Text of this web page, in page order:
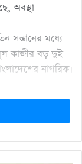
অবস্থা
সন্তানের মধ্যে
কাজীর বড় দুই
নাগরিক।